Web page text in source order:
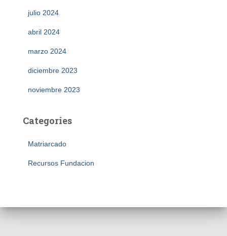
julio 2024
abril 2024
marzo 2024
diciembre 2023
noviembre 2023
Categories
Matriarcado
Recursos Fundacion